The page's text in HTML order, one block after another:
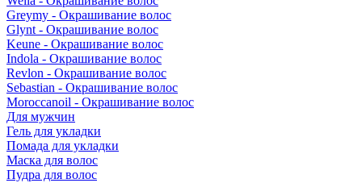
Greymy - Окрашивание волос
Glynt - Окрашивание волос
Keune - Окрашивание волос
Indola - Окрашивание волос
Revlon - Окрашивание волос
Sebastian - Окрашивание волос
Moroccanoil - Окрашивание волос
Для мужчин
Гель для укладки
Помада для укладки
Маска для волос
Пудра для волос